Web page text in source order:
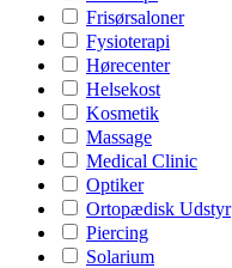
Frisørsaloner
Fysioterapi
Hørecenter
Helsekost
Kosmetik
Massage
Medical Clinic
Optiker
Ortopædisk Udstyr
Piercing
Solarium